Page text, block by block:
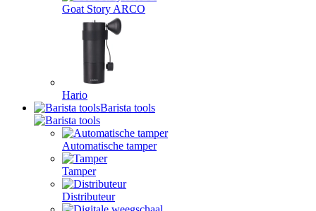
Goat Story ARCO
Hario
Barista tools
Automatische tamper
Tamper
Distributeur